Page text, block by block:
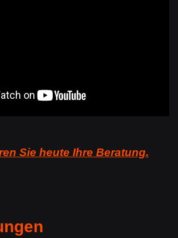
Sie heute Ihre Beratung.